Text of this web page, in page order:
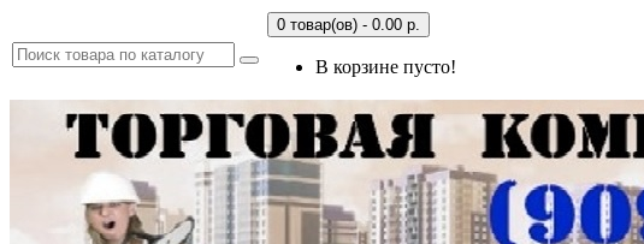
0 товар(ов) - 0.00 р.
В корзине пусто!